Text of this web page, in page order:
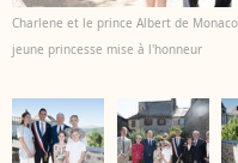
Charlene et le prince Albert de
jeune princesse mise à l'honneur